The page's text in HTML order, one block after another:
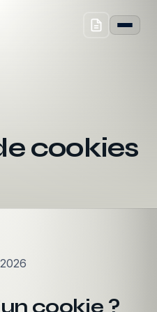
cookies
cookie ?